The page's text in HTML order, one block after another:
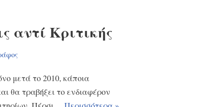
αντί Κριτικής
μετά το 2010, κάποια
θα τραβήξει το ενδιαφέρον